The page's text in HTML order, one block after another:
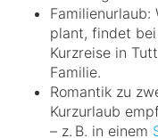
Familienurlaub:
plant, findet
Kurzreise in
Familie.
Romantik zu
Kurzurlaub
– z. B. in einem